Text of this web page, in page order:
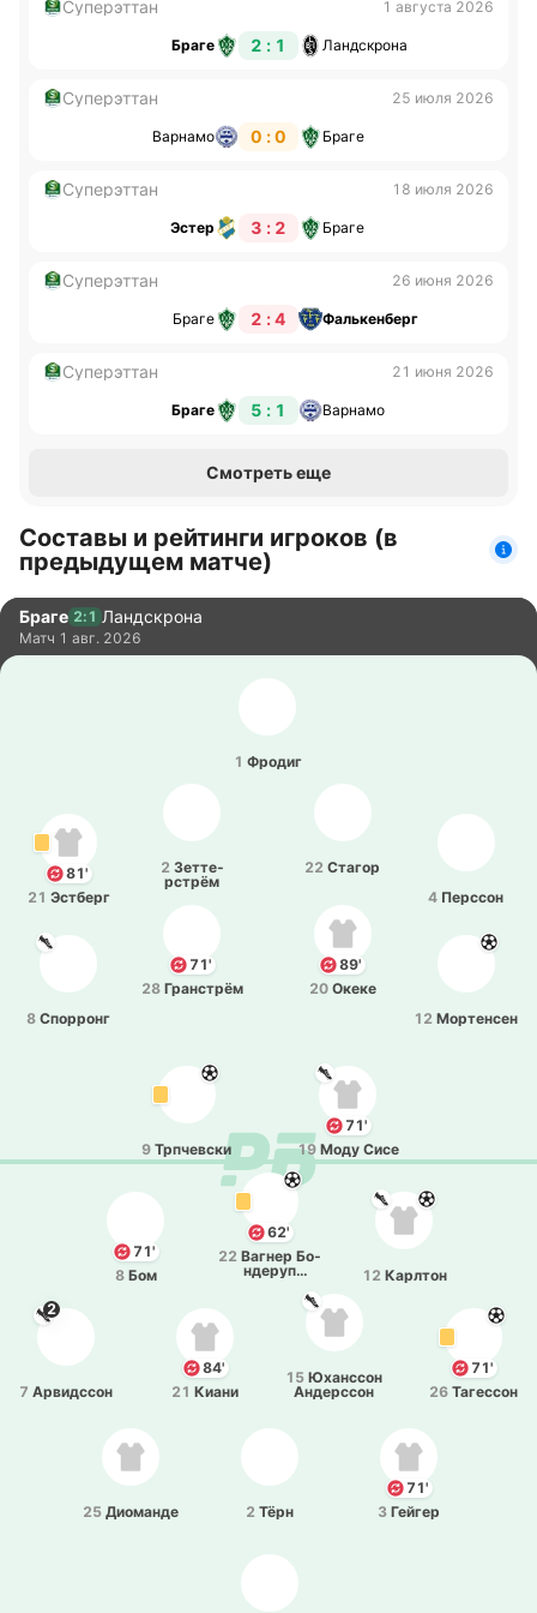
этими командами обычно бывают
результативными: в восьми из десяти встреч было
забито три и более голов.
Автор
Подписаться
Суперэттан 1 августа 2026
Браге 2 : 1 Ландскрона
Суперэттан 25 июля 2026
Варнамо 0 : 0 Браге
Суперэттан 18 июля 2026
Эстер 3 : 2 Браге
Суперэттан 26 июня 2026
Браге 2 : 4 Фалькенберг
Суперэттан 21 июня 2026
Браге 5 : 1 Варнамо
Смотреть еще
Составы и рейтинги игроков (в
предыдущем матче)
Браге 2:1 Ландскрона
Матч 1 авг. 2026
1 Фродиг
2 Зе­тте­
рстрём
4 Пе­рссон
22 Стагор
81'
21 Эстберг
12 Мо­рте­нсен
8 Спо­рронг
71'
28 Гра­нстрём
89'
20 Океке
9 Трпче­вски
71'
19 Моду Сисе
2 Тёрн
71'
3 Гейгер
25 Дио­ма­нде
2
7 Арви­дссон
71'
26 Та­ге­ссон
84'
21 Киани
15 Юха­нссон
Анде­рссон
71'
8 Бом
62'
22 Вагнер Бо­
нде­руп
12 Ка­рлтон